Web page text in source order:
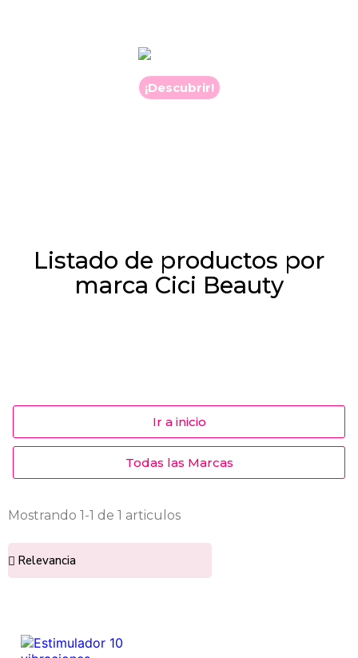
¡Descubrir!
Listado de productos por
marca Cici Beauty
Ir a inicio
Todas las Marcas
Mostrando 1-1 de 1 articulos